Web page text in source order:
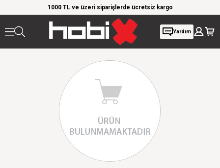
1000 TL ve üzeri siparişlerde ücretsiz kargo
Yardım